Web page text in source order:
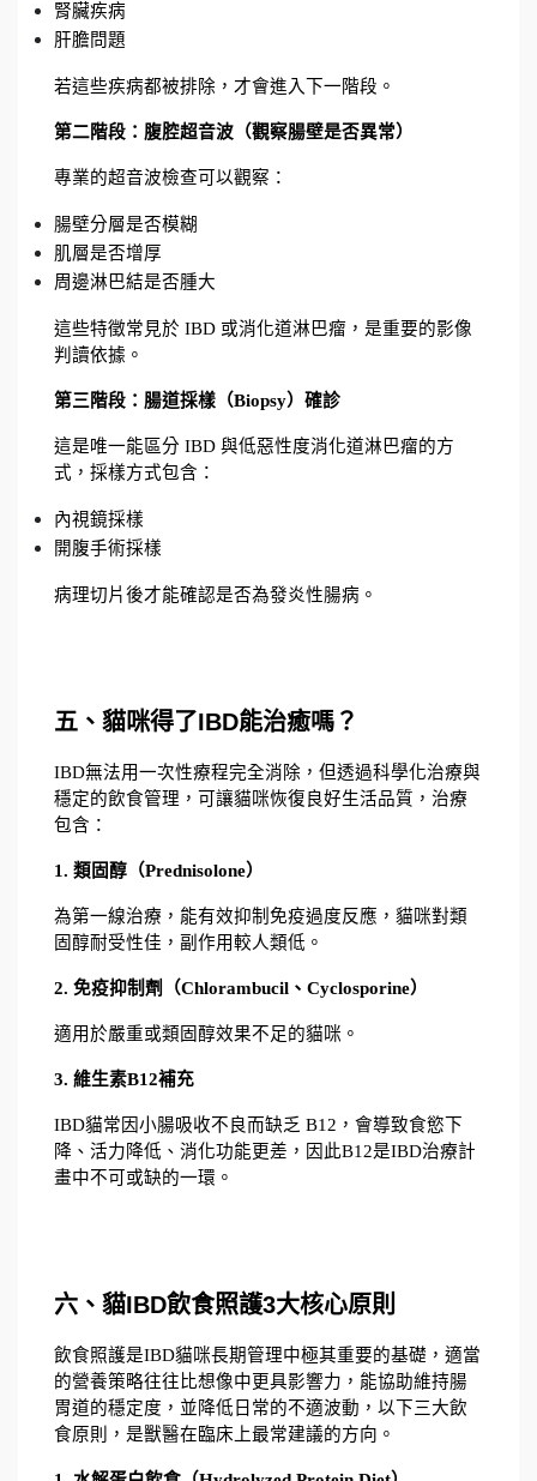
腎臟疾病
肝膽問題
若這些疾病都被排除，才會進入下一階段。
第二階段：腹腔超音波（觀察腸壁是否異常）
專業的超音波檢查可以觀察：
腸壁分層是否模糊
肌層是否增厚
周邊淋巴結是否腫大
這些特徵常見於 IBD 或消化道淋巴瘤，是重要的影像
判讀依據。
第三階段：腸道採樣（Biopsy）確診
這是唯一能區分 IBD 與低惡性度消化道淋巴瘤的方
式，採樣方式包含：
內視鏡採樣
開腹手術採樣
病理切片後才能確認是否為發炎性腸病。
五、貓咪得了IBD能治癒嗎？
IBD無法用一次性療程完全消除，但透過科學化治療與
穩定的飲食管理，可讓貓咪恢復良好生活品質，治療
包含：
1. 類固醇（Prednisolone）
為第一線治療，能有效抑制免疫過度反應，貓咪對類
固醇耐受性佳，副作用較人類低。
2. 免疫抑制劑（Chlorambucil、Cyclosporine）
適用於嚴重或類固醇效果不足的貓咪。
3. 維生素B12補充
IBD貓常因小腸吸收不良而缺乏 B12，會導致食慾下
降、活力降低、消化功能更差，因此B12是IBD治療計
畫中不可或缺的一環。
六、貓IBD飲食照護3大核心原則
飲食照護是IBD貓咪長期管理中極其重要的基礎，適當
的營養策略往往比想像中更具影響力，能協助維持腸
胃道的穩定度，並降低日常的不適波動，以下三大飲
食原則，是獸醫在臨床上最常建議的方向。